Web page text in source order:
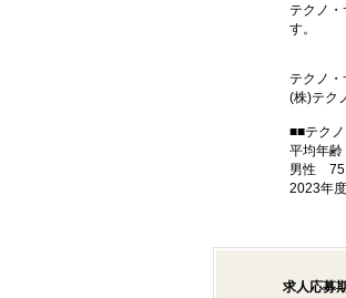
テクノ
す。
テクノ
(株)テク
■■テク
平均年
男性
2023年
求人応募